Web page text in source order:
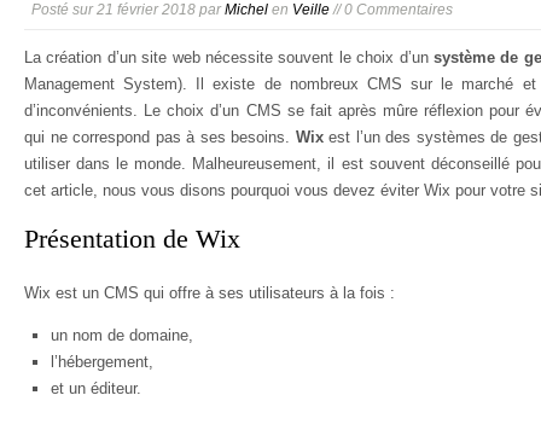
Posté sur21 février 2018 parMichel en Veille// 0 Commentaires
La création d’un site web nécessite souvent le choix d’un système de
Management System). Il existe de nombreux CMS sur le marché et
d’inconvénients. Le choix d’un CMS se fait après mûre réflexion pour
qui ne correspond pas à ses besoins. Wixest l’un des systèmes de
utiliser dans le monde. Malheureusement, il est souvent déconseillé
cet article, nous vous disons pourquoi vous devez éviter Wix pour votre
Présentation de Wix
Wix est un CMS qui offre à ses utilisateurs à la fois :
un nom de domaine,
l’hébergement,
et un éditeur.